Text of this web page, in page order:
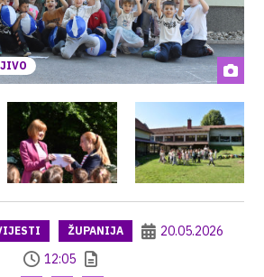
ŽUPANIJA
20.05.2026
12:05